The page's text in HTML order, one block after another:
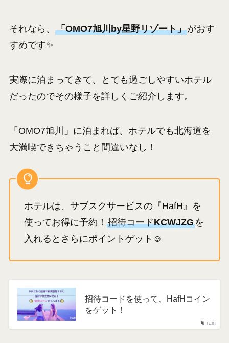
それなら、 「OMO7旭川by星野リゾート」がおす
すめです✨
実際に泊まってきて、とても過ごしやすいホテル
だったのでその様子を詳しくご紹介します。
「OMO7旭川」に泊まれば、ホテルでも北海道を
大満喫できちゃうこと間違いなし！
ホテルは、サブスクサービスの『HafH』を
使ってお得に予約！ 招待コードKCWJZGを
入れるとさらにポイントゲット☺️
HafH
招待コードを使って、HafHコイン
をゲット！